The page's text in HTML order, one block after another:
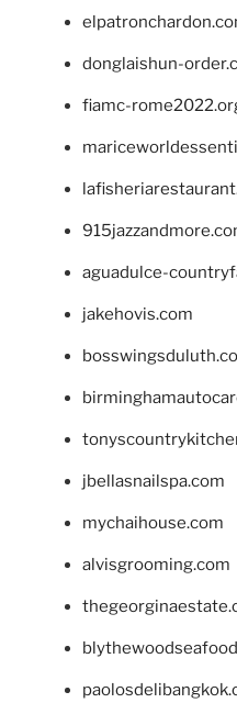
donglaishun-
fiamc-
aguadulce-
jakehovis.com
jbellasnailspa.com
mychaihouse.com
alvisgrooming.com